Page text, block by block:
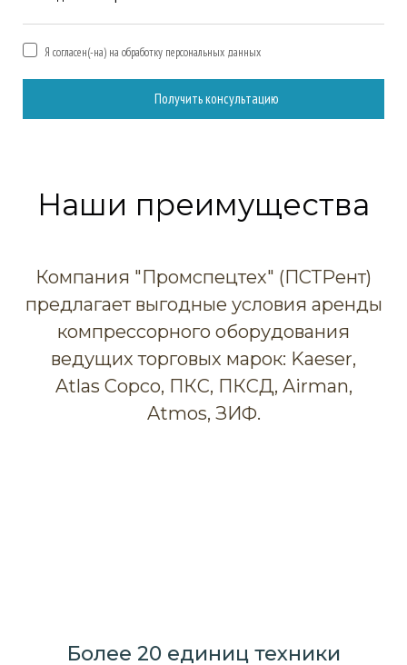
Получить консультацию
Я согласен(-на) на обработку персональных данных
Наши преимущества
Компания "Промспецтех" (ПСТРент)
предлагает выгодные условия аренды
компрессорного оборудования
ведущих торговых марок: Kaeser,
Atlas Copco, ПКС, ПКСД, Airman,
Atmos, ЗИФ.
Более 20 единиц техники